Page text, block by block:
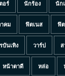
อร์ นักร้อง นัก
คม ฟิตเนส ฟิ
บันเทิง วาร์ป ส
หน้าตาดี หล่อ